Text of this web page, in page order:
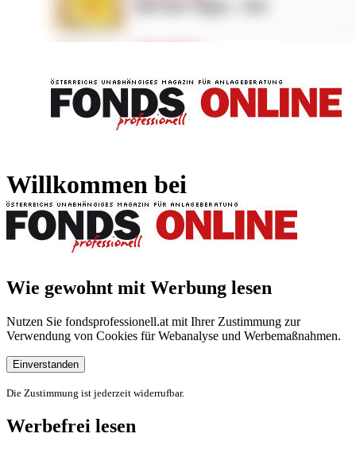
Willkommen bei
Wie gewohnt mit Werbung lesen
Nutzen Sie fondsprofessionell.at mit Ihrer Zustimmung zur
Verwendung von Cookies für Webanalyse und Werbemaßnahmen.
Einverstanden
Die Zustimmung ist jederzeit widerrufbar.
Werbefrei lesen